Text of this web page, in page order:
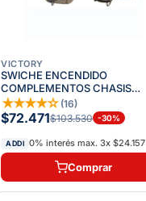
VICTORY
SWICHE ENCENDIDO
COMPLEMENTOS CHASIS
COMPLETO ADVANCE- FLOW
★★★★☆ (16)
$72.471$103.530 -30%
ADDI 0% interés max. 3x $24.157
Comprar